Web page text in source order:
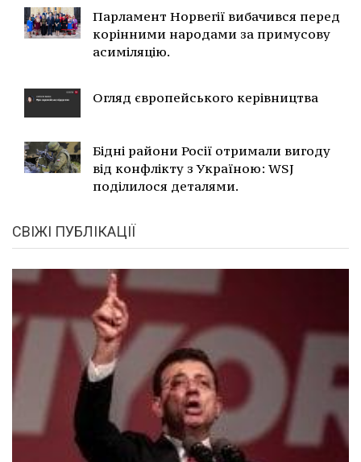
Парламент Норвегії вибачився перед
корінними народами за примусову
асиміляцію.
Огляд європейського керівництва
Бідні райони Росії отримали вигоду
від конфлікту з Україною: WSJ
поділилося деталями.
СВІЖІ ПУБЛІКАЦІЇ